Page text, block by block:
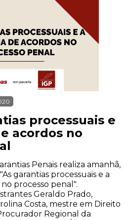
processuais e
acordos no
Penais realiza amanhã,
garantias processuais e a
processo penal".
Geraldo Prado,
Costa, mestre em Direito
Regional da